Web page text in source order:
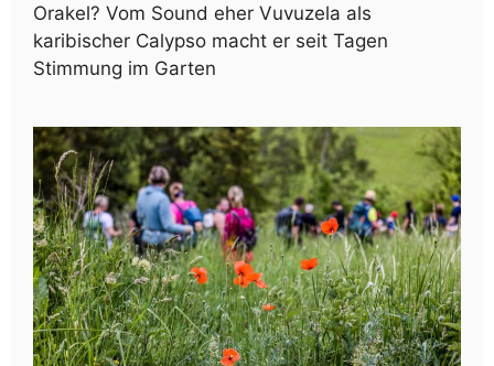
Orakel? Vom Sound eher Vuvuzela als
karibischer Calypso macht er seit Tagen
Stimmung im Garten